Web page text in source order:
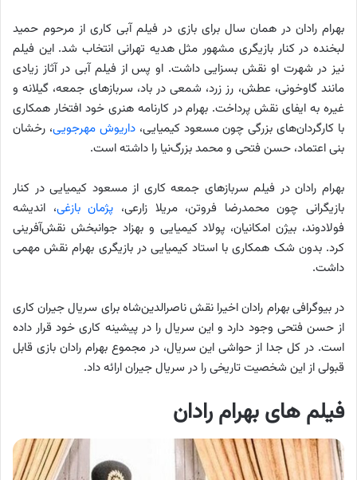
بهرام رادان در همان سال برای بازی در فیلم آبی کاری از مرحوم حمید
لبخنده در کنار بازیگری مشهور مثل هدیه تهرانی انتخاب شد. این فیلم
نیز در شهرت او نقش بسزایی داشت. او پس از فیلم آبی در آثاز زیادی
مانند گاوخونی، عطش، رز زرد، شمعی در باد، سربازهای جمعه، گیلانه و
غیره به ایفای نقش پرداخت. بهرام در کارنامه هنری خود افتخار همکاری
با کارگردان‌های بزرگی چون مسعود کیمیایی،داریوش مهرجویی، رخشان
بنی‌ اعتماد، حسن فتحی و محمد بزرگ‌نیا را داشته است.
بهرام رادان در فیلم سربازهای جمعه کاری از مسعود کیمیایی در کنار
بازیگرانی چون محمدرضا فروتن، مریلا زارعی، پژمان بازغی، اندیشه
فولادوند، بیژن امکانیان، پولاد کیمیایی و بهزاد جوانبخش نقش‌آفرینی
کرد. بدون شک همکاری با استاد کیمیایی در بازیگری بهرام نقش مهمی
داشت.
در بیوگرافی بهرام رادان اخیرا نقش ناصرالدین‌شاه برای سریال جیران کاری
از حسن فتحی وجود دارد و این سریال را در پیشینه کاری خود قرار داده
است. در کل جدا از حواشی این سریال، در مجموع بهرام رادان بازی قابل
قبولی از این شخصیت تاریخی را در سریال جیران ارائه داد.
فیلم های بهرام رادان